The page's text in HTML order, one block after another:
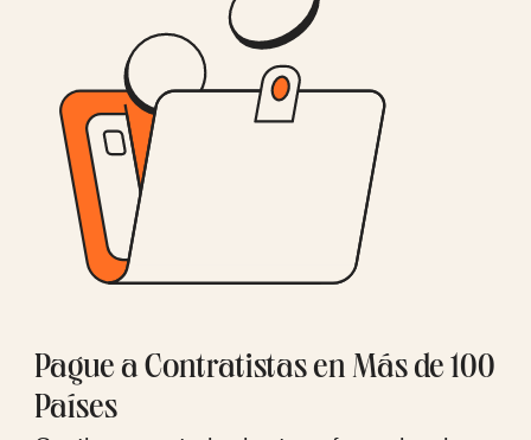
Pague a Contratistas en Más de 100
Países